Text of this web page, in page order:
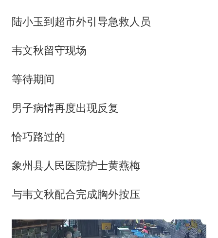
陆小玉到超市外引导急救人员
韦文秋留守现场
等待期间
男子病情再度出现反复
恰巧路过的
象州县人民医院护士黄燕梅
与韦文秋配合完成胸外按压